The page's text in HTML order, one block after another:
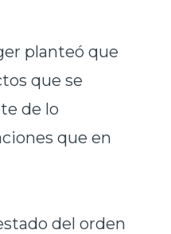
planteó que
que se
de lo
que en
del orden